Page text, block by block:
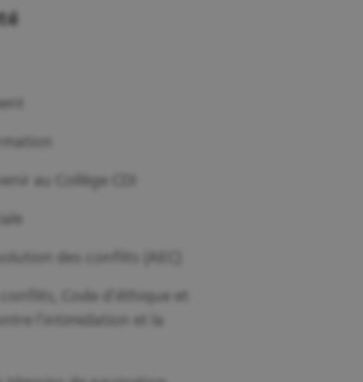
au Collège CDI
des conflits (AEC)
Code d’éthique et
l’intimidation et la